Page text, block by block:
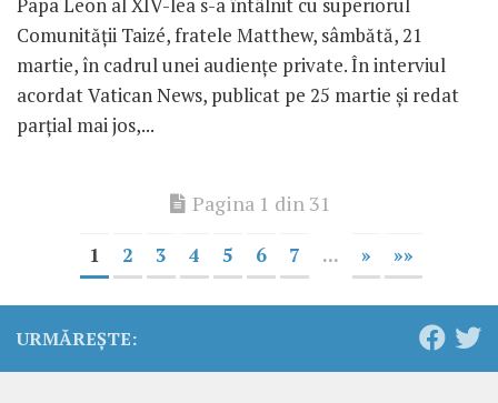
Papa Leon al XIV-lea s-a întâlnit cu superiorul
Comunității Taizé, fratele Matthew, sâmbătă, 21
martie, în cadrul unei audiențe private. În interviul
acordat Vatican News, publicat pe 25 martie și redat
parțial mai jos,...
Pagina 1 din 31
1 2 3 4 5 6 7 ... » »»
URMĂREȘTE: